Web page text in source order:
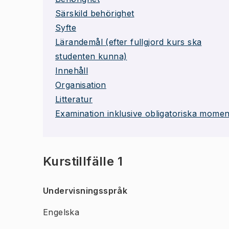
Särskild behörighet
Syfte
Lärandemål (efter fullgjord kurs ska
studenten kunna)
Innehåll
Organisation
Litteratur
Examination inklusive obligatoriska
Kurstillfälle 1
Undervisningsspråk
Engelska